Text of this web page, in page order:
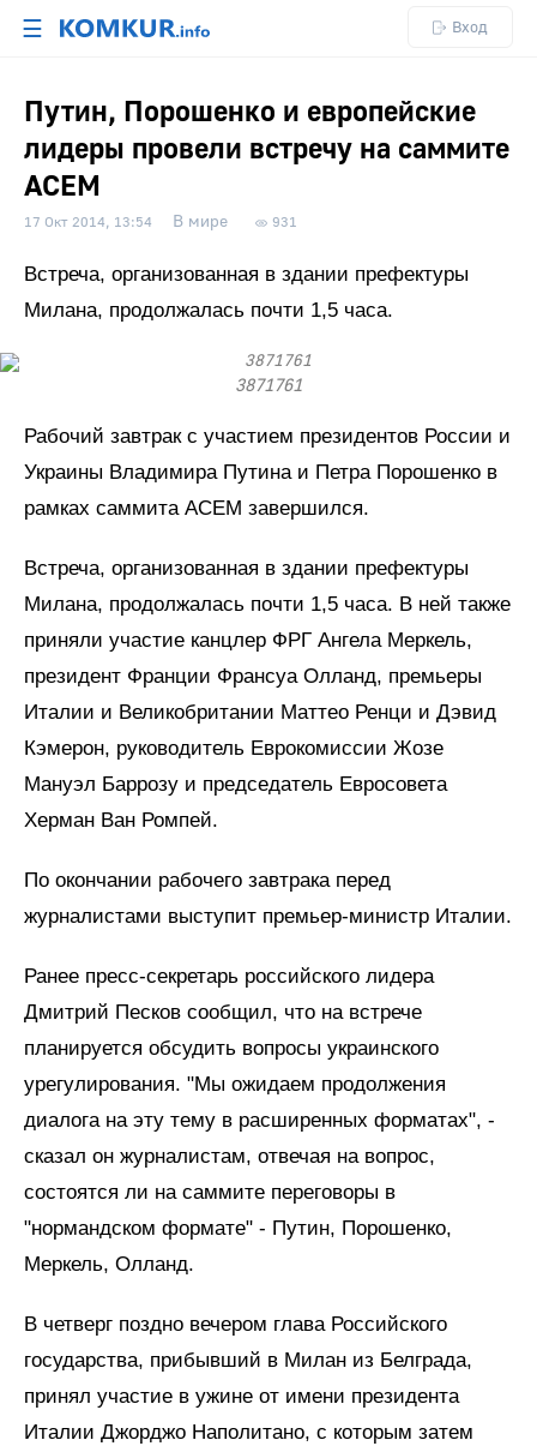
☰ Вход
Путин, Порошенко и европейские
лидеры провели встречу на саммите
АСЕМ
17 Окт 2014, 13:54 В мире 931
Встреча, организованная в здании префектуры
Милана, продолжалась почти 1,5 часа.
3871761
Рабочий завтрак с участием президентов России и
Украины Владимира Путина и Петра Порошенко в
рамках саммита АСЕМ завершился.
Встреча, организованная в здании префектуры
Милана, продолжалась почти 1,5 часа. В ней также
приняли участие канцлер ФРГ Ангела Меркель,
президент Франции Франсуа Олланд, премьеры
Италии и Великобритании Маттео Ренци и Дэвид
Кэмерон, руководитель Еврокомиссии Жозе
Мануэл Баррозу и председатель Евросовета
Херман Ван Ромпей.
По окончании рабочего завтрака перед
журналистами выступит премьер-министр Италии.
Ранее пресс-секретарь российского лидера
Дмитрий Песков сообщил, что на встрече
планируется обсудить вопросы украинского
урегулирования. "Мы ожидаем продолжения
диалога на эту тему в расширенных форматах", -
сказал он журналистам, отвечая на вопрос,
состоятся ли на саммите переговоры в
"нормандском формате" - Путин, Порошенко,
Меркель, Олланд.
В четверг поздно вечером глава Российского
государства, прибывший в Милан из Белграда,
принял участие в ужине от имени президента
Италии Джорджо Наполитано, с которым затем